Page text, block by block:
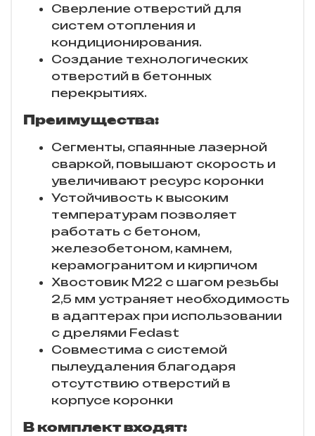
Сверление отверстий для
систем отопления и
кондиционирования.
Создание технологических
отверстий в бетонных
перекрытиях.
Преимущества:
Сегменты, спаянные лазерной
сваркой, повышают скорость и
увеличивают ресурс коронки
Устойчивость к высоким
температурам позволяет
работать с бетоном,
железобетоном, камнем,
керамогранитом и кирпичом
Хвостовик M22 с шагом резьбы
2,5 мм устраняет необходимость
в адаптерах при использовании
с дрелями Fedast
Совместима с системой
пылеудаления благодаря
отсутствию отверстий в
корпусе коронки
В комплект входят: